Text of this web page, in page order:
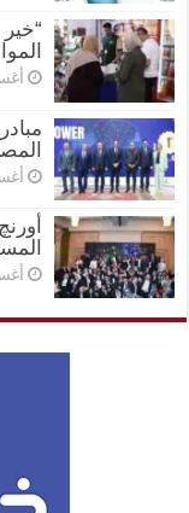
المصرية